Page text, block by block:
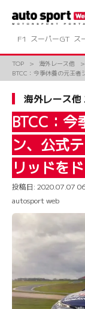
ツ
キ
F1 スーパーGT ス
TOP
海外レース他
BTCC：今季休養の元王
海外レース他
BTCC：
ン、公式
リッドを
投稿日: 2020.07.07
autosport web